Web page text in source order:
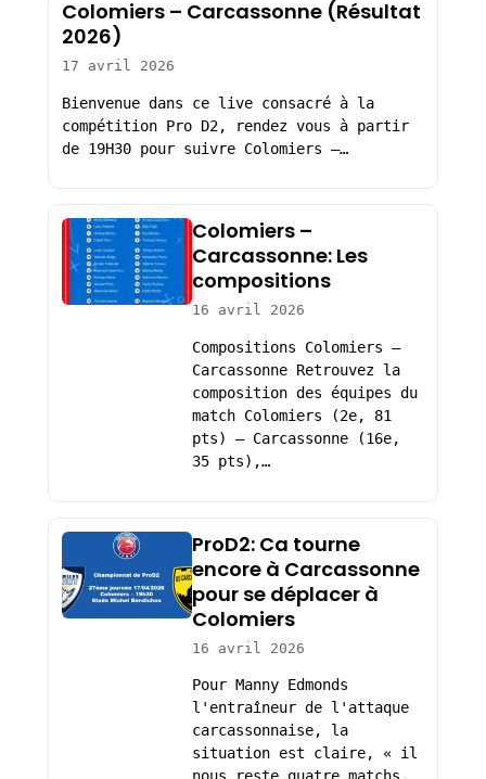
Colomiers – Carcassonne (Résultat
2026)
17 avril 2026
Bienvenue dans ce live consacré à la
compétition Pro D2, rendez vous à partir
de 19H30 pour suivre Colomiers –…
Colomiers –
Carcassonne: Les
compositions
16 avril 2026
Compositions Colomiers –
Carcassonne Retrouvez la
composition des équipes du
match Colomiers (2e, 81
pts) – Carcassonne (16e,
35 pts),…
ProD2: Ca tourne
encore à Carcassonne
pour se déplacer à
Colomiers
16 avril 2026
Pour Manny Edmonds
l'entraîneur de l'attaque
carcassonnaise, la
situation est claire, « il